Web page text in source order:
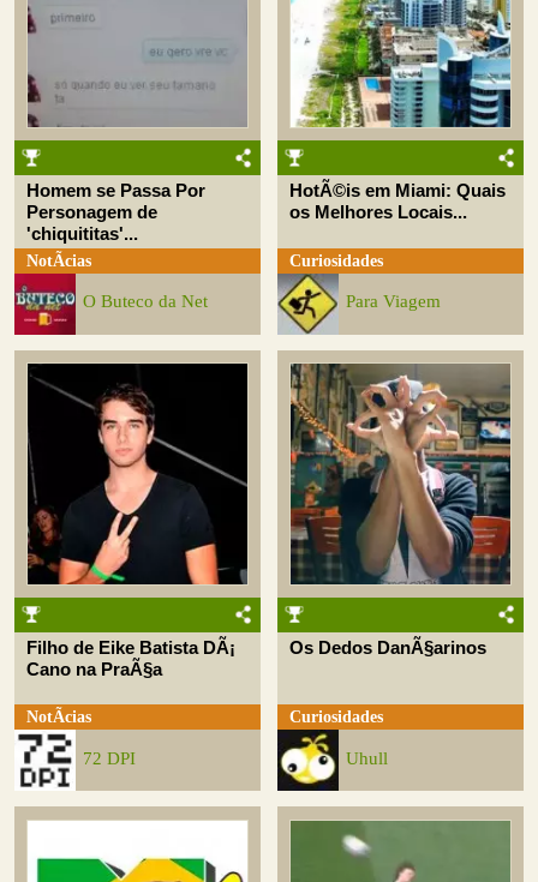
Homem se Passa Por
Personagem de
'chiquititas'...
NotÃ­cias
O Buteco da Net
HotÃ©is em Miami: Quais
os Melhores Locais...
Curiosidades
Para Viagem
Filho de Eike Batista DÃ¡
Cano na PraÃ§a
NotÃ­cias
72 DPI
Os Dedos DanÃ§arinos
Curiosidades
Uhull